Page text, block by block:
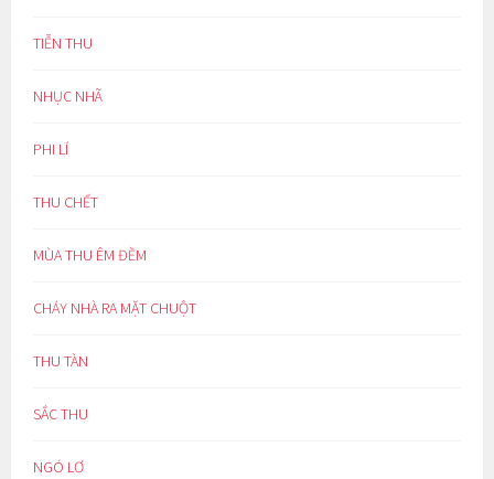
TIỄN THU
NHỤC NHÃ
PHI LÍ
THU CHẾT
MÙA THU ÊM ĐỀM
CHÁY NHÀ RA MẶT CHUỘT
THU TÀN
SẮC THU
NGÓ LƠ